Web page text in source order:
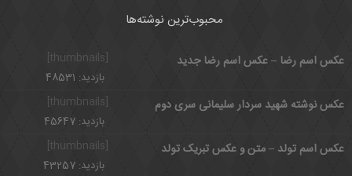
محبوب‌ترین نوشته‌ها
عکس اسم رضا – عکس اسم رضا جدید
بازدید: 48531
[thumbnails]
عکس نوشته شهید سردار سلیمانی سری دوم
بازدید: 45647
عکس اسم تولد – متن و عکس تبریک تولد
بازدید: 43257